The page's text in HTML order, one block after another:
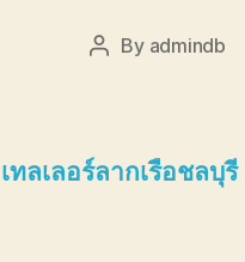
Post
By admindb
เทลเลอร์ลากเรือชลบุรี